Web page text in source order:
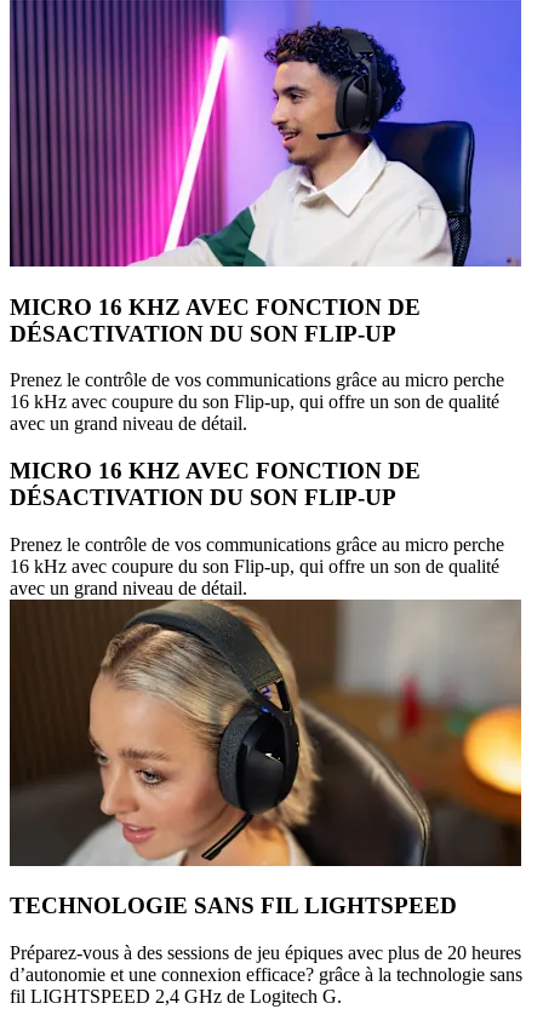
MICRO 16 KHZ AVEC FONCTION DE
DÉSACTIVATION DU SON FLIP-UP
Prenez le contrôle de vos communications grâce au micro perche
16 kHz avec coupure du son Flip-up, qui offre un son de qualité
avec un grand niveau de détail.
MICRO 16 KHZ AVEC FONCTION DE
DÉSACTIVATION DU SON FLIP-UP
Prenez le contrôle de vos communications grâce au micro perche
16 kHz avec coupure du son Flip-up, qui offre un son de qualité
avec un grand niveau de détail.
TECHNOLOGIE SANS FIL LIGHTSPEED
Préparez-vous à des sessions de jeu épiques avec plus de 20 heures
d’autonomie et une connexion efficace? grâce à la technologie sans
fil LIGHTSPEED 2,4 GHz de Logitech G.